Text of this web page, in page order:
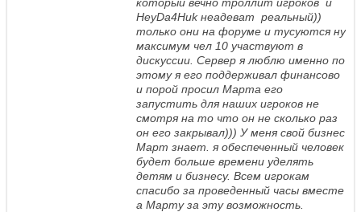
HeyDa4Huk неадеват реальный))
только они на форуме и тусуются ну
максимум чел 10 участвуют в
дискуссии. Сервер я люблю именно по
этому я его поддерживал финансово
и порой просил Марта его
запустить для наших игроков не
смотря на то что он не сколько раз
он его закрывал))) У меня свой бизнес
Март знает. я обеспеченный человек
будет больше времени уделять
детям и бизнесу. Всем игрокам
спасибо за проведенный часы вместе
а Марту за эту возможность.